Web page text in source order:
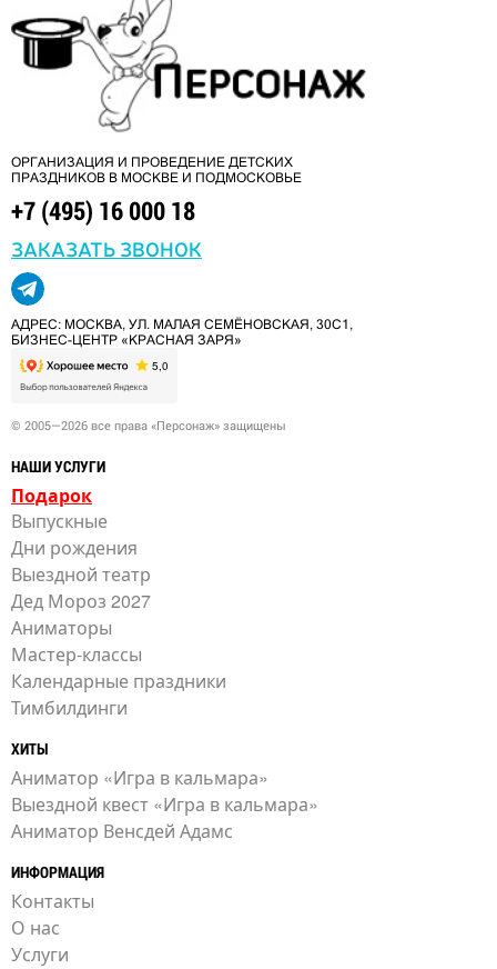
ОРГАНИЗАЦИЯ И ПРОВЕДЕНИЕ ДЕТСКИХ
ПРАЗДНИКОВ В МОСКВЕ И ПОДМОСКОВЬЕ
+7 (495) 16 000 18
ЗАКАЗАТЬ ЗВОНОК
АДРЕС: МОСКВА, УЛ. МАЛАЯ СЕМЁНОВСКАЯ, 30С1,
БИЗНЕС-ЦЕНТР «КРАСНАЯ ЗАРЯ»
© 2005—2026 все права «Персонаж» защищены
НАШИ УСЛУГИ
Подарок
Выпускные
Дни рождения
Выездной театр
Дед Мороз 2027
Аниматоры
Мастер-классы
Календарные праздники
Тимбилдинги
ХИТЫ
Аниматор «Игра в кальмара»
Выездной квест «Игра в кальмара»
Аниматор Венсдей Адамс
ИНФОРМАЦИЯ
Контакты
О нас
Услуги